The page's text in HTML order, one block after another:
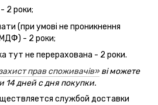
- 2 роки;
(при умові не проникнення
- 2 роки;
тут не перерахована - 2 роки.
прав споживачів» ві можете
14 дней с дня покупки.
службой доставки